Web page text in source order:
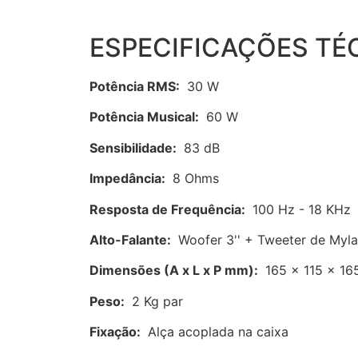
ESPECIFICAÇÕES
Potência RMS: 30 W
Potência Musical: 60 W
Sensibilidade: 83 dB
Impedância: 8 Ohms
Resposta de Frequência: 100 Hz - 18 KHz
Alto-Falante: Woofer 3'' + Tweeter de
Dimensões (A x L x P mm): 165 x 115 x
Peso: 2 Kg par
Fixação: Alça acoplada na caixa